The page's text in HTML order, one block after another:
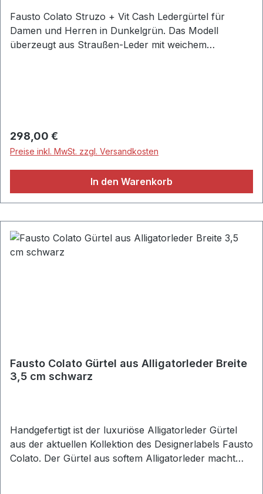
Fausto Colato Struzo + Vit Cash Ledergürtel für
Damen und Herren in Dunkelgrün. Das Modell
überzeugt aus Straußen-Leder mit weichem
strapazierfähigem Straussleder • Handgefertigt in
Italien Mailand • Obermaterial: 100% Straußenbein •
Marke: Fausto Colato • Farbe: Grün / Verde
Regulärer Preis:
298,00 €
Preise inkl. MwSt. zzgl. Versandkosten
In den Warenkorb
Fausto Colato Gürtel aus Alligatorleder Breite
3,5 cm schwarz
Handgefertigt ist der luxuriöse Alligatorleder Gürtel
aus der aktuellen Kollektion des Designerlabels Fausto
Colato. Der Gürtel aus softem Alligatorleder macht